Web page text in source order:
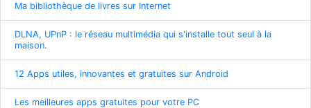
Ma bibliothèque de livres sur Internet
DLNA, UPnP : le réseau multimédia qui s'installe tout seul à la
maison.
12 Apps utiles, innovantes et gratuites sur Android
Les meilleures apps gratuites pour votre PC